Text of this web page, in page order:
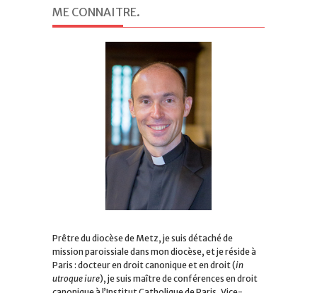
ME CONNAITRE.
Prêtre du diocèse de Metz, je suis détaché de
mission paroissiale dans mon diocèse, et je réside à
Paris : docteur en droit canonique et en droit (in
utroque iure), je suis maître de conférences en droit